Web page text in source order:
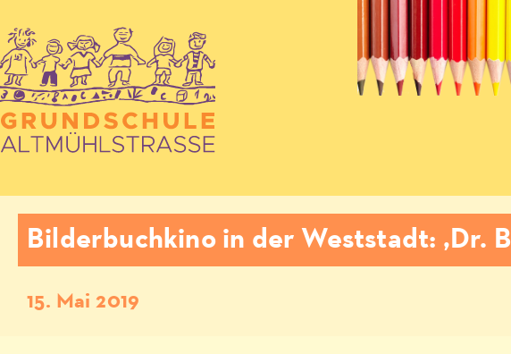
Bilderbuchkino in der Weststadt: ‚Dr.
15. Mai 2019